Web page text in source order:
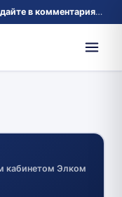
в комментариях — ответим!
кабинетом Элком